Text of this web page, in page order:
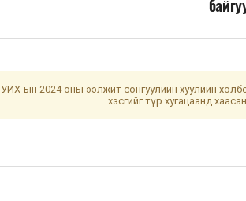
ын 2024 оны ээлжит сонгуулийн хуулийн
хэсгийг түр хугацаанд